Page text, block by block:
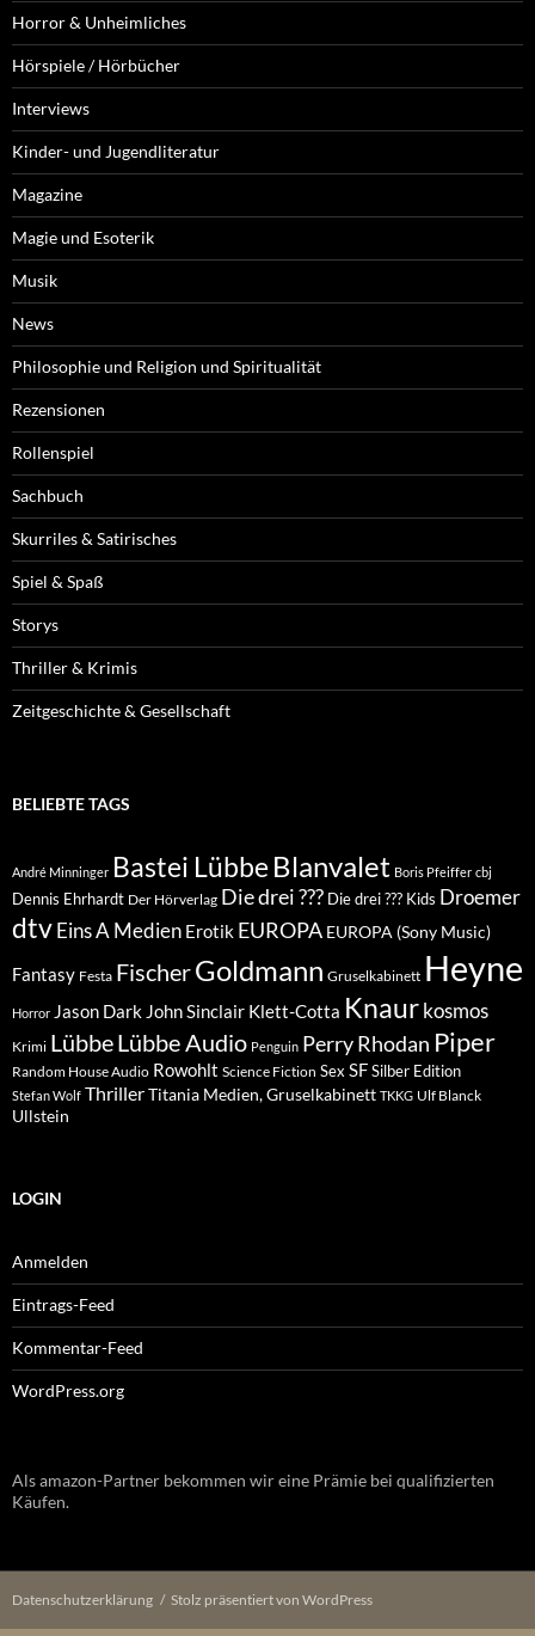
Horror & Unheimliches
Hörspiele / Hörbücher
Interviews
Kinder- und Jugendliteratur
Magazine
Magie und Esoterik
Musik
News
Philosophie und Religion und Spiritualität
Rezensionen
Rollenspiel
Sachbuch
Skurriles & Satirisches
Spiel & Spaß
Storys
Thriller & Krimis
Zeitgeschichte & Gesellschaft
BELIEBTE TAGS
André Minninger Bastei Lübbe Blanvalet Boris Pfeiffer cbj
Dennis Ehrhardt Der Hörverlag Die drei ??? Die drei ??? Kids Droemer
dtvEins A Medien Erotik EUROPA EUROPA (Sony Music)
Fantasy Festa FischerGoldmann Gruselkabinett Heyne
Horror Jason Dark John Sinclair Klett-Cotta Knaur kosmos
Krimi LübbeLübbe Audio Penguin Perry Rhodan Piper
Random House Audio Rowohlt Science Fiction Sex SFSilber Edition
Stefan Wolf ThrillerTitania Medien, Gruselkabinett TKKG Ulf Blanck
Ullstein
LOGIN
Anmelden
Eintrags-Feed
Kommentar-Feed
WordPress.org
Als amazon-Partner bekommen wir eine Prämie bei qualifizierten
Käufen.
Datenschutzerklärung Stolz präsentiert von WordPress